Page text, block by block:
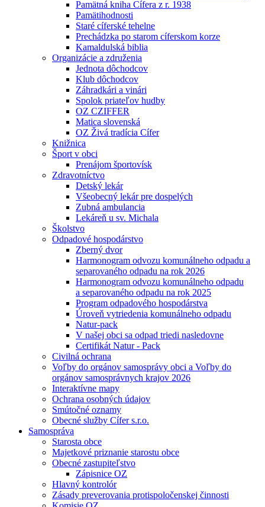
Pamätná kniha Cífera z r. 1938
Pamätihodnosti
Staré cíferské tehelne
Prechádzka po starom cíferskom korze
Kamaldulská biblia
Organizácie a združenia
Jednota dôchodcov
Klub dôchodcov
Záhradkári a vinári
Spolok priateľov hudby
OZ CZIFFER
Matica slovenská
OZ Živá tradícia Cífer
Knižnica
Šport v obci
Prenájom športovísk
Zdravotníctvo
Detský lekár
Všeobecný lekár pre dospelých
Zubná ambulancia
Lekáreň u sv. Michala
Školstvo
Odpadové hospodárstvo
Zberný dvor
Harmonogram odvozu komunálneho odpadu a
separovaného odpadu na rok 2026
Harmonogram odvozu komunálneho odpadu
a separovaného odpadu na rok 2025
Program odpadového hospodárstva
Úroveň vytriedenia komunálneho odpadu
Natur-pack
V našej obci sa odpad triedi nasledovne
Certifikát Natur - Pack
Civilná ochrana
Voľby do orgánov samosprávy obci a Voľby do
orgánov samosprávnych krajov 2026
Interaktívne mapy
Ochrana osobných údajov
Smútočné oznamy
Obecné služby Cífer s.r.o.
Samospráva
Starosta obce
Majetkové priznanie starostu obce
Obecné zastupiteľstvo
Zápisnice OZ
Hlavný kontrolór
Zásady preverovania protispoločenskej činnosti